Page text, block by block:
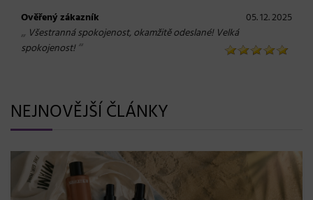
Ověřený zákazník 05. 12. 2025
„ Všestranná spokojenost, okamžitě odeslané! Velká
spokojenost!“
NEJNOVĚJŠÍ ČLÁNKY
BLONDME přichází s novou érou blond: lesk, glow efekt
a maximální péče bez kompromisů